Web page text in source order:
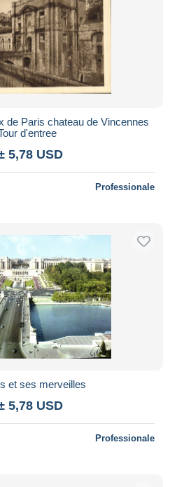
de Paris chateau de Vincennes
d'entree
5,78 USD
Professionale
et ses merveilles
5,78 USD
Professionale